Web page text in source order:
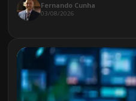
Fernando Cunha
03/08/2026